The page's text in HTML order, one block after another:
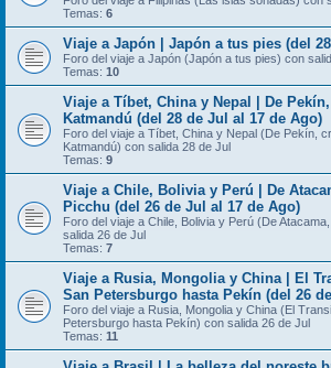
Temas: 6
Viaje a Japón | Japón a tus pies (del
Foro del viaje a Japón (Japón a tus pies) con
Temas: 10
Viaje a Tíbet, China y Nepal | De
Katmandú (del 28 de Jul al 17 de Ago)
Foro del viaje a Tíbet, China y Nepal (De Pekín,
Katmandú) con salida 28 de Jul
Temas: 9
Viaje a Chile, Bolivia y Perú | De
Picchu (del 26 de Jul al 17 de Ago)
Foro del viaje a Chile, Bolivia y Perú (De
salida 26 de Jul
Temas: 7
Viaje a Rusia, Mongolia y China | El
San Petersburgo hasta Pekín (del 26
Foro del viaje a Rusia, Mongolia y China (El
Petersburgo hasta Pekín) con salida 26 de Jul
Temas: 11